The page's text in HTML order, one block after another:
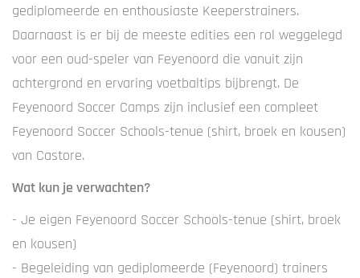
gediplomeerde en enthousiaste Keeperstrainers.
Daarnaast is er bij de meeste edities een rol weggelegd
voor een oud-speler van Feyenoord die vanuit zijn
achtergrond en ervaring voetbaltips bijbrengt. De
Feyenoord Soccer Camps zijn inclusief een compleet
Feyenoord Soccer Schools-tenue (shirt, broek en kousen)
van Castore.
Wat kun je verwachten?
- Je eigen Feyenoord Soccer Schools-tenue (shirt, broek
en kousen)
- Begeleiding van gediplomeerde (Feyenoord) trainers